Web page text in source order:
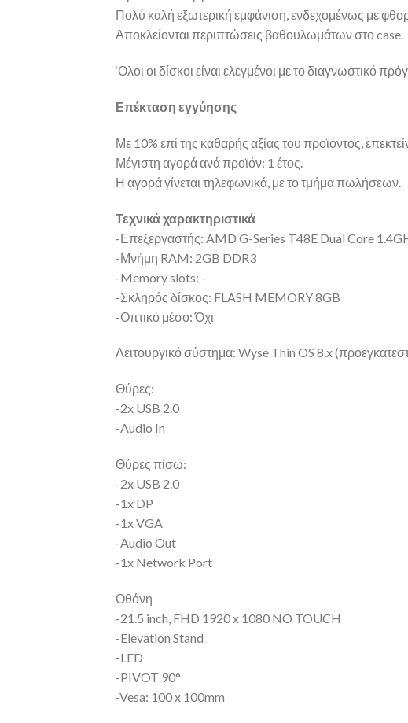
Πολύ καλή εξωτερική εμφάνιση, ενδεχομένως με
Αποκλείονται περιπτώσεις βαθουλωμάτων στο case.
‘Ολοι οι δίσκοι είναι ελεγμένοι με το διαγνωστικό
Επέκταση εγγύησης
Με 10% επί της καθαρής αξίας του προϊόντος,
Μέγιστη αγορά ανά προϊόν: 1 έτος.
Η αγορά γίνεται τηλεφωνικά, με το τμήμα πωλήσεων.
Τεχνικά χαρακτηριστικά
-Επεξεργαστής: AMD G-Series T48E Dual Core
-Μνήμη RAM: 2GB DDR3
-Memory slots: –
-Σκληρός δίσκος: FLASH MEMORY 8GB
-Οπτικό μέσο: Όχι
Λειτουργικό σύστημα: Wyse Thin OS 8.x
Θύρες:
-2x USB 2.0
-Audio In
Θύρες πίσω:
-2x USB 2.0
-1x DP
-1x VGA
-Audio Out
-1x Network Port
Οθόνη
-21.5 inch, FHD 1920 x 1080 NO TOUCH
-Elevation Stand
-LED
-PIVOT 90°
-Vesa: 100 x 100mm